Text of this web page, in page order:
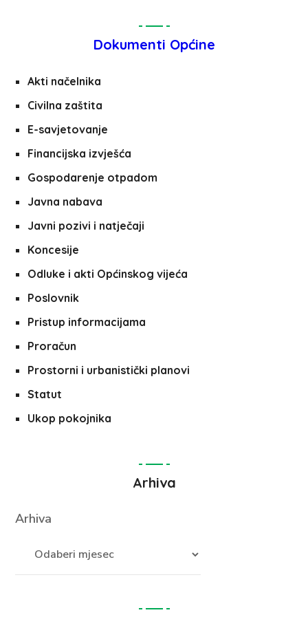
Dokumenti Općine
Akti načelnika
Civilna zaštita
E-savjetovanje
Financijska izvješća
Gospodarenje otpadom
Javna nabava
Javni pozivi i natječaji
Koncesije
Odluke i akti Općinskog vijeća
Poslovnik
Pristup informacijama
Proračun
Prostorni i urbanistički planovi
Statut
Ukop pokojnika
Arhiva
Arhiva